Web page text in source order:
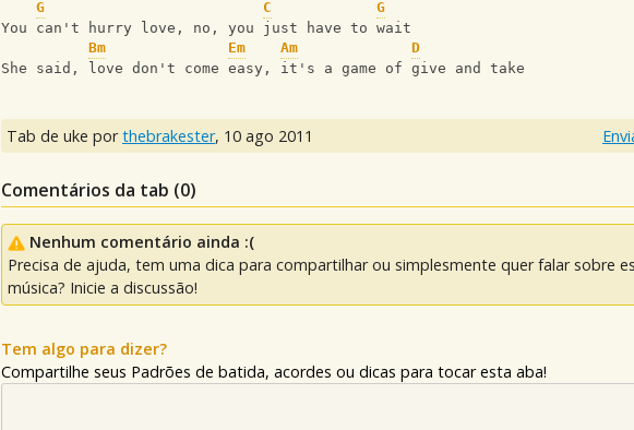
G
C
G
You can't hurry love, no, you just have to wait
Bm
Em Am
D
She said, love don't come easy, it's a game of give and take
Tab de uke porthebrakester, 10 ago 2011
Comentários da tab (0)
Nenhum comentário ainda :(
Precisa de ajuda, tem uma dica para compartilhar ou simplesmente quer falar sobre
música? Inicie a discussão!
Tem algo para dizer?
Compartilhe seus Padrões de batida, acordes ou dicas para tocar esta aba!